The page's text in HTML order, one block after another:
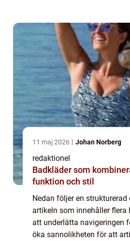
11 maj 2026 Johan Norberg
redaktionel
Badkläder som
funktion och stil
Nedan följer en strukturerad
artikeln som innehåller flera
att underlätta navigeringen
öka sannolikheten för att